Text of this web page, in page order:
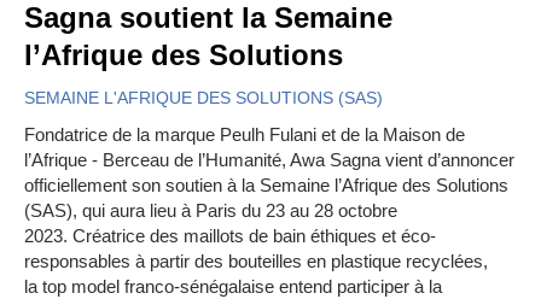
Sagna soutient la Semaine
l’Afrique des Solutions
SEMAINE L'AFRIQUE DES SOLUTIONS (SAS)
Fondatrice de la marque Peulh Fulani et de la Maison de
l’Afrique - Berceau de l’Humanité, Awa Sagna vient d’annoncer
officiellement son soutien à la Semaine l’Afrique des Solutions
(SAS), qui aura lieu à Paris du 23 au 28 octobre
2023. Créatrice des maillots de bain éthiques et éco-
responsables à partir des bouteilles en plastique recyclées,
la top model franco-sénégalaise entend participer à la